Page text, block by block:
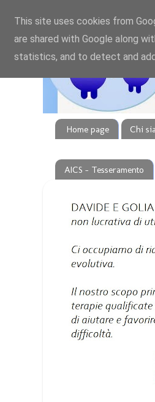
Home page Chi
AICS - Tesseramento
This site uses cookies from
are shared with Google along
statistics, and to detect and